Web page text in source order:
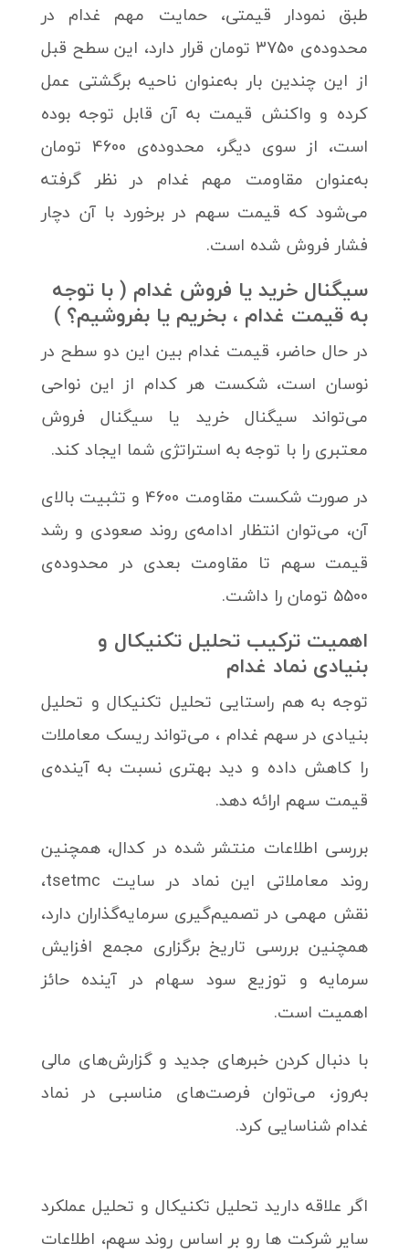
طبق نمودار قیمتی، حمایت مهم غدام در
محدوده‌ی 3750 تومان قرار دارد، این سطح قبل
از این چندین بار به‌عنوان ناحیه برگشتی عمل
کرده و واکنش قیمت به آن قابل توجه بوده
است، از سوی دیگر، محدوده‌ی 4600 تومان
به‌عنوان مقاومت مهم غدام در نظر گرفته
می‌شود که قیمت سهم در برخورد با آن دچار
فشار فروش شده است.
سیگنال خرید یا فروش غدام ( با توجه
به قیمت غدام ، بخریم یا بفروشیم؟ )
در حال حاضر، قیمت غدام بین این دو سطح در
نوسان است، شکست هر کدام از این نواحی
می‌تواند سیگنال خرید یا سیگنال فروش
معتبری را با توجه به استراتژی شما ایجاد کند.
در صورت شکست مقاومت 4600 و تثبیت بالای
آن، می‌توان انتظار ادامه‌ی روند صعودی و رشد
قیمت سهم تا مقاومت بعدی در محدوده‌ی
5500 تومان را داشت.
اهمیت ترکیب تحلیل تکنیکال و
بنیادی نماد غدام
توجه به هم راستایی تحلیل تکنیکال و تحلیل
بنیادی در سهم غدام ، می‌تواند ریسک معاملات
را کاهش داده و دید بهتری نسبت به آینده‌ی
قیمت سهم ارائه دهد.
بررسی اطلاعات منتشر شده در کدال، همچنین
روند معاملاتی این نماد در سایت tsetmc،
نقش مهمی در تصمیم‌گیری سرمایه‌گذاران دارد،
همچنین بررسی تاریخ برگزاری مجمع افزایش
سرمایه و توزیع سود سهام در آینده حائز
اهمیت است.
با دنبال کردن خبرهای جدید و گزارش‌های مالی
به‌روز، می‌توان فرصت‌های مناسبی در نماد
غدام شناسایی کرد.
اگر علاقه دارید تحلیل تکنیکال و تحلیل عملکرد
سایر شرکت ها رو بر اساس روند سهم، اطلاعات